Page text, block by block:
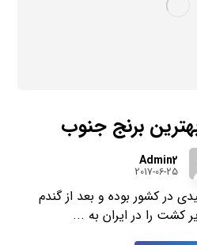
برنج جنوب
Admin2
2017-06-25
در کشور بوده و بعد از گندم
کشت را در ایران به ...